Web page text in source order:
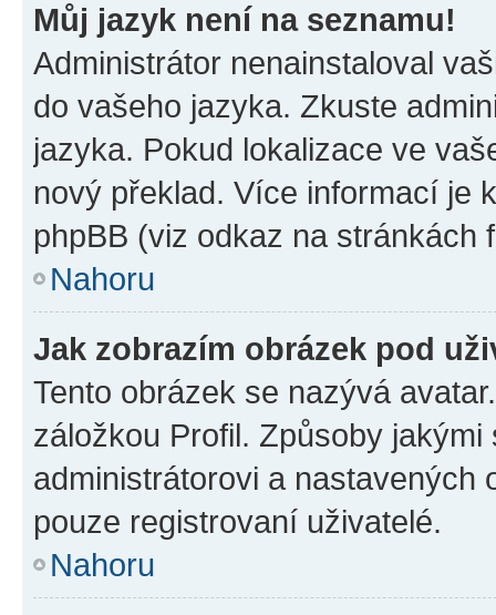
Můj jazyk není na seznamu!
Administrátor nenainstaloval
do vašeho jazyka. Zkuste
jazyka. Pokud lokalizace ve
nový překlad. Více informací je
phpBB (viz odkaz na stránkách
Nahoru
Jak zobrazím obrázek pod
Tento obrázek se nazývá
záložkou Profil. Způsoby
administrátorovi a nastavených
pouze registrovaní uživatelé.
Nahoru